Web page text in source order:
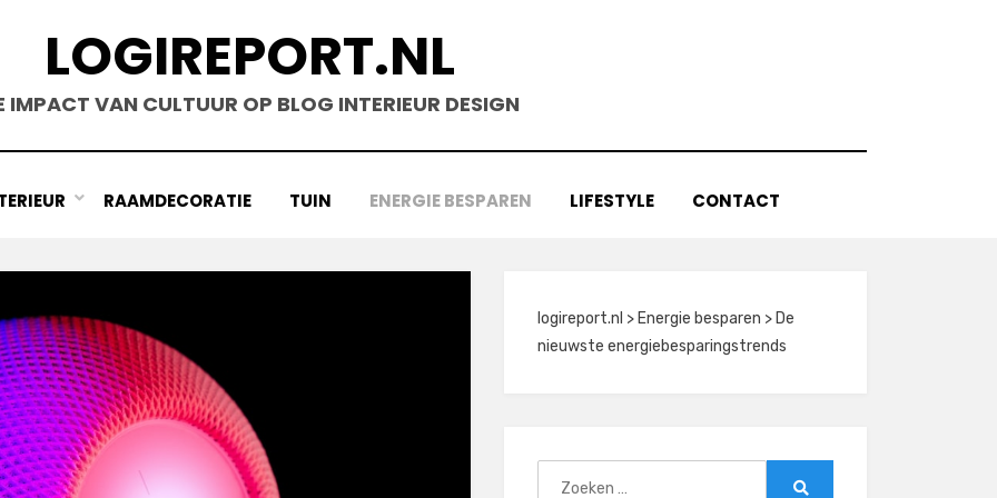
LOGIREPORT.NL
IMPACT VAN CULTUUR OP BLOG INTERIEUR DESIGN
RAAMDECORATIE TUIN ENERGIE BESPAREN LIFESTYLE CONTACT
logireport.nl > Energie besparen > De
nieuwste energiebesparingstrends